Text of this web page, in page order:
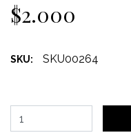
$2.000
SKU: SKU00264